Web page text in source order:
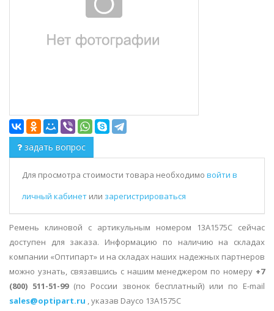
задать вопрос
Для просмотра стоимости товара необходимо войти в
личный кабинет или зарегистрироваться
Ремень клиновой с артикульным номером 13A1575C сейчас
доступен для заказа. Информацию по наличию на складах
компании «Оптипарт» и на складах наших надежных партнеров
можно узнать, связавшись с нашим менеджером по номеру +7
(800) 511-51-99(по России звонок бесплатный) или по E-mail
sales@optipart.ru , указав Dayco 13A1575C